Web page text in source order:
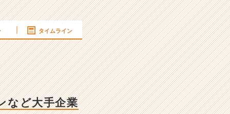
タイムライン
など大手企業